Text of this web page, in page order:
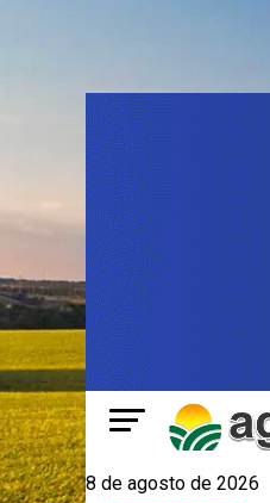
8 de agosto de 2026